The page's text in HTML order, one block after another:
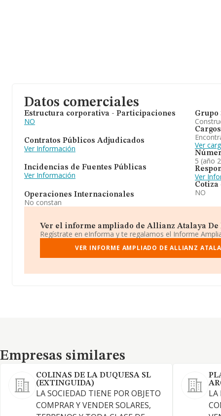
Datos comerciales
Estructura corporativa - Participaciones
NO
Contratos Públicos Adjudicados
Ver Información
Incidencias de Fuentes Públicas
Ver Información
Operaciones Internacionales
No constan
Grupo
Cargos
Ver
5 (año
Ver
Cotiza
NO
Ver el informe ampliado de Allianz Atalaya De
Regístrate en eInforma y te regalamos el Informe
VER INFORME AMPLIADO DE ALLIANZ
Empresas similares
Empresas similares
COLINAS DE LA DUQUESA SL
(EXTINGUIDA)
LA SOCIEDAD TIENE POR OBJETO
COMPRAR Y VENDER SOLARES,
LA